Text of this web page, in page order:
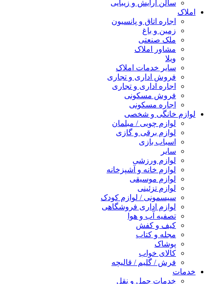
سالن آرایش و زیبایی
املاک
اجاره اتاق و پانسیون
زمین و باغ
ملک صنعتی
مشاور املاک
ویلا
سایر خدمات املاک
فروش اداری و تجاری
اجاره اداری و تجاری
فروش مسکونی
اجاره مسکونی
لوازم خانگی و شخصی
لوازم چوبی / مبلمان
لوازم برقی و گازی
اسباب بازی
سایر
لوازم ورزشی
لوازم خانه و آشپزخانه
لوازم موسیقی
لوازم تزئینی
سیسمونی / لوازم کودک
لوازم اداری فروشگاهی
تصفیه آب و هوا
کیف و کفش
مجله و کتاب
پوشاک
کالای خواب
فرش / گلیم / قالیچه
خدمات
خدمات حمل و نقل